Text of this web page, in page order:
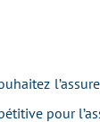
pour